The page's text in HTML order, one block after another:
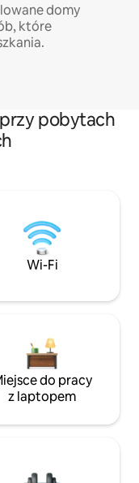
domy
które
pobytach
Wi-Fi
do pracy
z laptopem